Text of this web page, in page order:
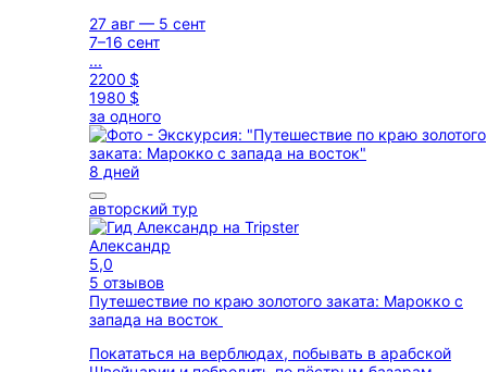
27 авг — 5 сент
7–16 сент
...
2200 $
1980 $
за одного
8 дней
авторский тур
Александр
5,0
5 отзывов
Путешествие по краю золотого заката: Марокко с
запада на восток
Покататься на верблюдах, побывать в арабской